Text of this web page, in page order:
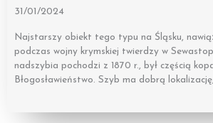
31/01/2024
Najstarszy obiekt tego typu na Śląsku,
podczas wojny krymskiej twierdzy w
nadszybia pochodzi z 1870 r., był częścią
Błogosławieństwo. Szyb ma dobrą